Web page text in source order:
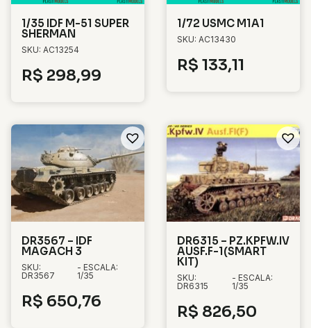
1/35 IDF M-51 SUPER
SHERMAN
SKU: AC13254
R$ 298,99
1/72 USMC M1A1
SKU: AC13430
R$ 133,11
DR3567 – IDF
MAGACH 3
SKU:
DR3567
- ESCALA:
1/35
R$ 650,76
DR6315 – PZ.KPFW.IV
AUSF.F-1(SMART
KIT)
SKU:
DR6315
- ESCALA:
1/35
R$ 826,50